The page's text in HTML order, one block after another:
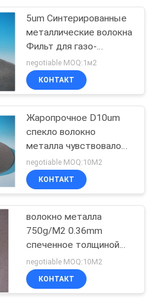
пряжа
волокна
5um Синтерированные
металлические волокна
Фильт для газо-
жидкостной сепарации
Гибкий размер Единый
диаметр волокна
Hastelloy доступны
negotiable MOQ:1м2
КОНТАКТ
Жаропрочное D10um
спекло волокно
металла чувствовало
пористость 78% для
химического фильтра
negotiable MOQ:10М2
КОНТАКТ
волокно металла
750g/M2 0.36mm
спеченное толщиной
чувствовало
пористость 74%
negotiable MOQ:10М2
КОНТАКТ